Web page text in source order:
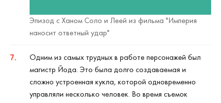
Эпизод с Ханом Соло и Леей из фильма "Империя
наносит ответный удар"
Одним из самых трудных в работе персонажей был
магистр Йода. Это была долго создаваемая и
сложно устроенная кукла, которой одновременно
управляли несколько человек. Во время съемок